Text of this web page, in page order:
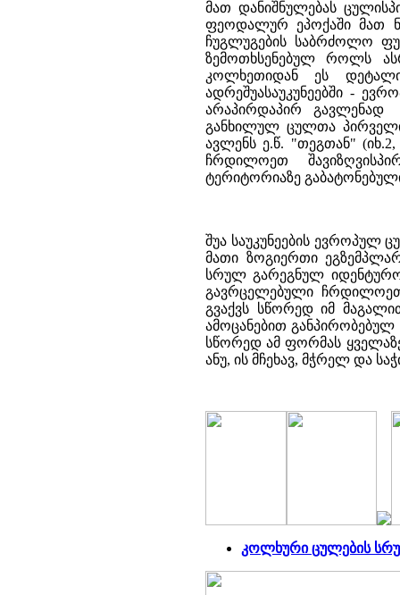
მათ დანიშნულებას
ფეოდალურ ეპოქაში მათ
ჩუგლუგების საბრძოლო
ზემოთხსენებულ როლს
კოლხეთიდან ეს
ადრეშუასაუკუნეებში -
არაპირდაპირ გავლენად
განხილულ ცულთა
ავლენს ე.წ. "თეგთან"
ჩრდილოეთ
ტერიტორიაზე
შუა საუკუნეების ევროპულ
მათი ზოგიერთი
სრულ გარეგნულ
გავრცელებული ჩრდილოეთ
გვაქვს სწორედ იმ
ამოცანებით
სწორედ ამ ფორმას
ანუ, ის მჩეხავ, მჭრელ და
კოლხური ცულების